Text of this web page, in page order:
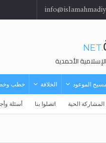
.NET
الأحمدية
الموعود الخلافة خطب
المشاركة الحية اتصلوا بنا أسئلة